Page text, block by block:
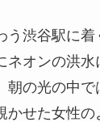
う渋谷駅に
ネオンの洪
朝の光の中
かせた女性の